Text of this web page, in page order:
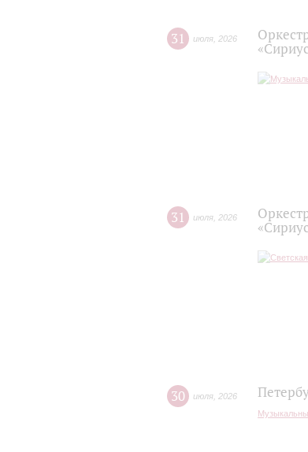
31 июля 2026
31 июля 2026
30 июля 2026